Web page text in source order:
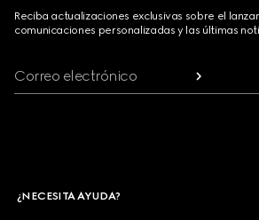
Reciba actualizaciones exclusivas sobre el
comunicaciones personalizadas y las últimas
Correo electrónico
¿NECESITA AYUDA?